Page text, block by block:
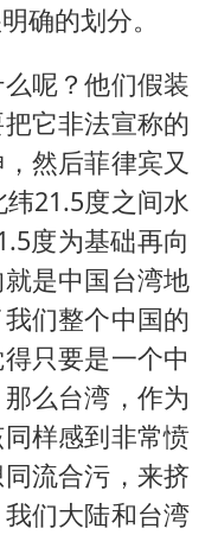
确的划分。
呢？他们假装
它非法宣称的
然后菲律宾又
21.5度之间水
度为基础再向
是中国台湾地
们整个中国的
只要是一个中
么台湾，作为
样感到非常愤
流合污，来挤
们大陆和台湾